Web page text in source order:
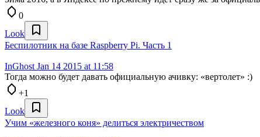
0
Look
Беспилотник на базе Raspberry Pi. Часть 1
InGhost Jan 14 2015 at 11:58
Тогда можно будет давать официальную ачивку: «вертолет» :)
+1
Look
Учим «железного коня» делиться электричеством